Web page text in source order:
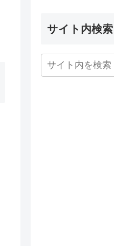
サイト内検索